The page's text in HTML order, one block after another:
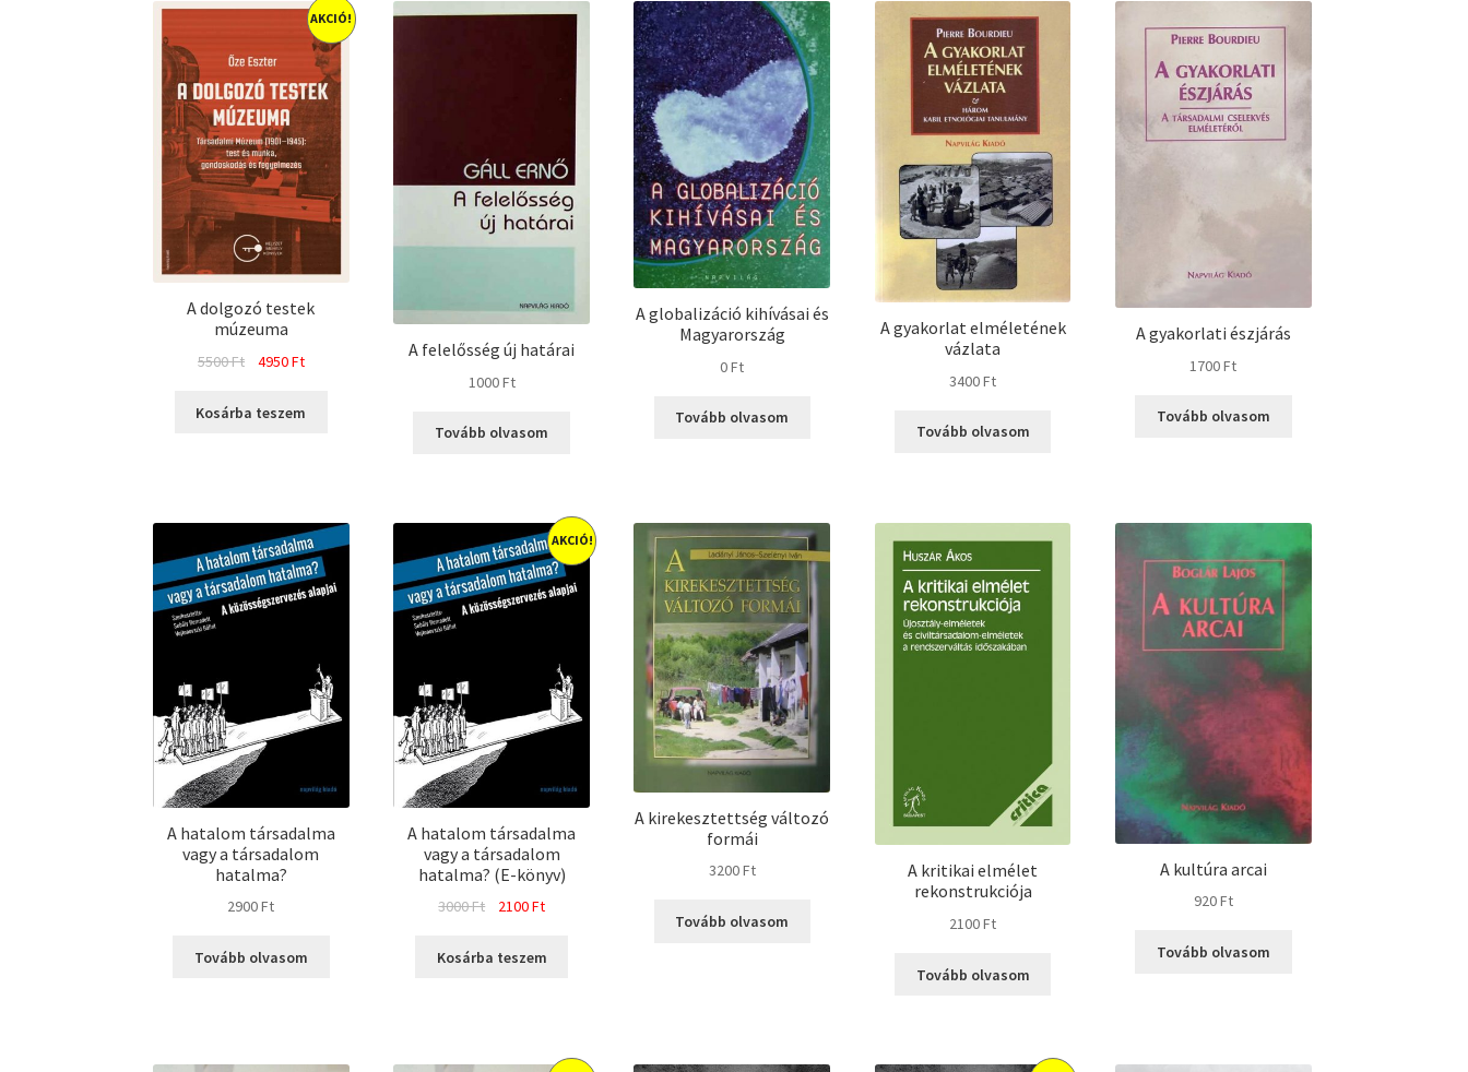
A dolgozó testek
múzeuma
AKCIÓ!
5500Ft
Original
was:
4950FtCurrent
is:
Kosárba teszem
A felelősség új határai
1000Ft
Tovább olvasom
A globalizáció kihívásai és
Magyarország
0Ft
Tovább olvasom
A gyakorlat elméletének
vázlata
3400Ft
Tovább olvasom
A gyakorlati észjárás
1700Ft
Tovább olvasom
A hatalom társadalma
vagy a társadalom
hatalma?
2900Ft
Tovább olvasom
A hatalom társadalma
vagy a társadalom
hatalma? (E-könyv)
AKCIÓ!
3000Ft
Original
was:
2100FtCurrent
is:
Kosárba teszem
A kirekesztettség változó
formái
3200Ft
Tovább olvasom
A kritikai elmélet
rekonstrukciója
2100Ft
Tovább olvasom
A kultúra arcai
920Ft
Tovább olvasom